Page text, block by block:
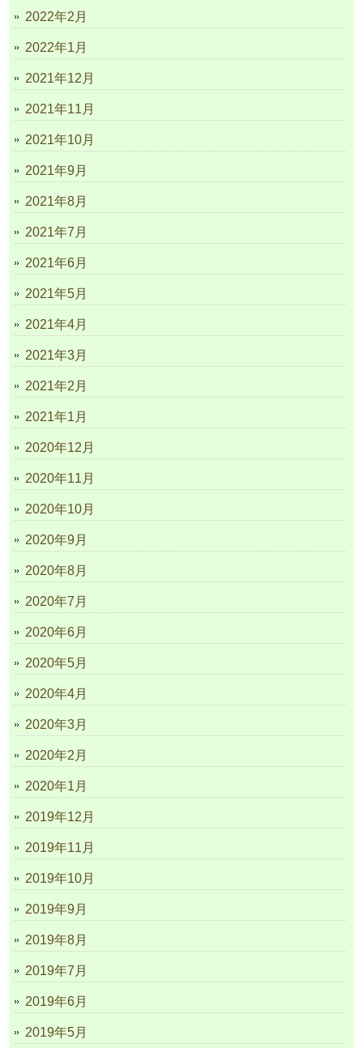
2022年2月
2022年1月
2021年12月
2021年11月
2021年10月
2021年9月
2021年8月
2021年7月
2021年6月
2021年5月
2021年4月
2021年3月
2021年2月
2021年1月
2020年12月
2020年11月
2020年10月
2020年9月
2020年8月
2020年7月
2020年6月
2020年5月
2020年4月
2020年3月
2020年2月
2020年1月
2019年12月
2019年11月
2019年10月
2019年9月
2019年8月
2019年7月
2019年6月
2019年5月